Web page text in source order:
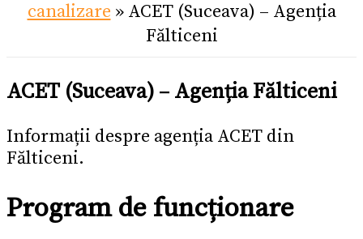
canalizare » ACET (Suceava) – Agenția
Fălticeni
ACET (Suceava) – Agenția Fălticeni
Informații despre agenția ACET din
Fălticeni.
Program de funcționare